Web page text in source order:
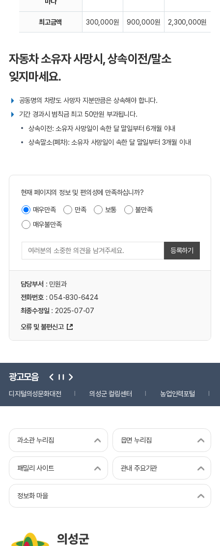
최고금액 300,000원 900,000원 2,300,000원
자동차 소유자 사망시, 상속이전/말소
잊지마세요.
공동명의 차량도 사망자 지분만큼은 상속해야 합니다.
기간 경과시 범칙금 최고 50만원 부과됩니다.
상속이전: 소유자 사망일이 속한 달 말일부터 6개월 이내
상속말소(폐차): 소유자 사망일이 속한 달 말일부터 3개월 이내
현재 페이지의 정보 및 편의성에 만족하십니까?
매우만족 만족 보통
불만족
매우불만족
등록하기
담당부서 : 민원과
전화번호: 054-830-6424
최종수정일 : 2025-07-07
오류 및 불편신고
광고모음
디지털의성문화대전 의성군 컬링센터 농업인력포털
과소관 누리집 읍면 누리집
패밀리 사이트 관내 주요기관
정보화 마을